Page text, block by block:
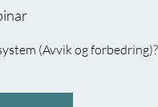
(Avvik og forbedring)?